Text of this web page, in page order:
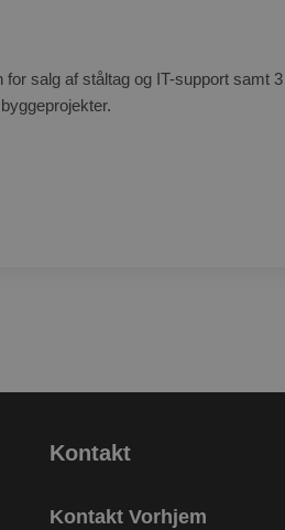
salg af ståltag og IT-support samt
Kontakt
Kontakt Vorhjem